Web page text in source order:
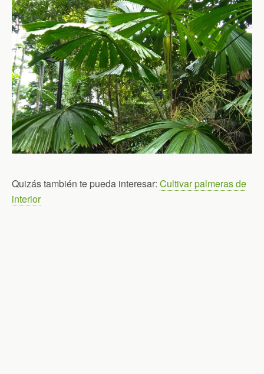
Quizás también te pueda interesar: Cultivar palmeras de
interior